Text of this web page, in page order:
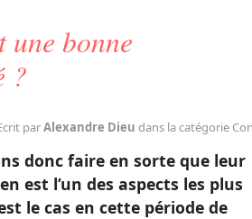
une bonne
?
parAlexandre Dieu dans la catégorie
donc faire en sorte que leur
est l’un des aspects les plus
le cas en cette période de